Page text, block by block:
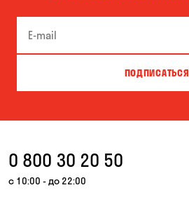
ПОДПИСАТЬСЯ
0 800 30 20 50
с 10:00 - до 22:00